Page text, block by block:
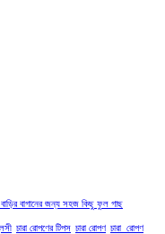
বাড়ির বাগানের জন্য সহজ কিছু ফুল গাছ
চারা রোপণের টিপস চারা রোপণ চারা_রোপণ